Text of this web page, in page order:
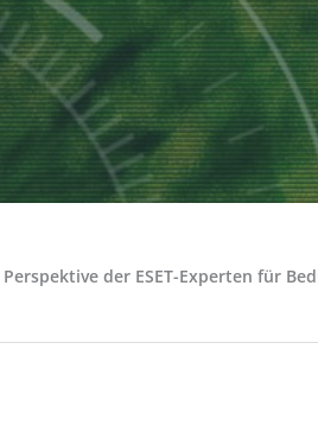
der ESET-Experten für